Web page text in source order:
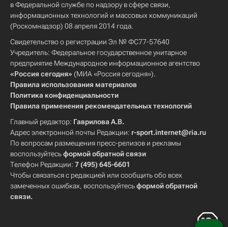
в Федеральной службе по надзору в сфере связи,
информационных технологий и массовых коммуникаций
(Роскомнадзор) 08 апреля 2014 года.
Свидетельство о регистрации Эл № ФС77-57640
Учредитель: Федеральное государственное унитарное
предприятие Международное информационное агентство
«Россия сегодня» (МИА «Россия сегодня»).
Правила использования материалов
Политика конфиденциальности
Правила применения рекомендательных технологий
Главный редактор: Гаврилова А.В.
Адрес электронной почты Редакции: r-sport.internet@ria.ru
По вопросам размещения пресс-релизов и рекламы
воспользуйтесьформой обратной связи
Телефон Редакции: 7 (495) 645-6601
Чтобы связаться с редакцией или сообщить обо всех
замеченных ошибках, воспользуйтесьформой обратной
связи.